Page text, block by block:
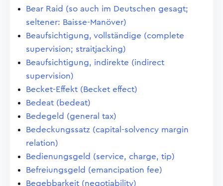
Bear Raid (so auch im Deutschen gesagt;
seltener: Baisse-Manöver)
Beaufsichtigung, vollständige (complete
supervision; straitjacking)
Beaufsichtigung, indirekte (indirect
supervision)
Becket-Effekt (Becket effect)
Bedeat (bedeat)
Bedegeld (general tax)
Bedeckungssatz (capital-solvency margin
relation)
Bedienungsgeld (service, charge, tip)
Befreiungsgeld (emancipation fee)
Begebbarkeit (negotiability)